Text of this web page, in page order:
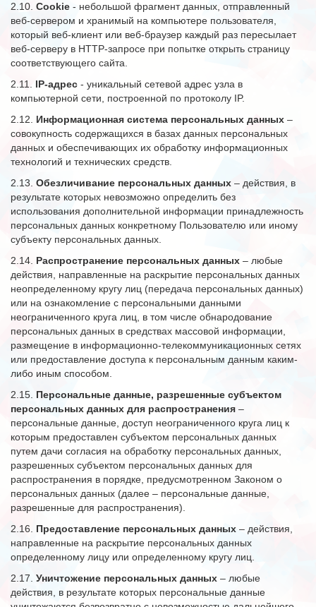
2.10. Cookie - небольшой фрагмент данных, отправленный
веб-сервером и хранимый на компьютере пользователя,
который веб-клиент или веб-браузер каждый раз пересылает
веб-серверу в HTTP-запросе при попытке открыть страницу
соответствующего сайта.
2.11. IP-адрес - уникальный сетевой адрес узла в
компьютерной сети, построенной по протоколу IP.
2.12. Информационная система персональных данных –
совокупность содержащихся в базах данных персональных
данных и обеспечивающих их обработку информационных
технологий и технических средств.
2.13. Обезличивание персональных данных – действия, в
результате которых невозможно определить без
использования дополнительной информации принадлежность
персональных данных конкретному Пользователю или иному
субъекту персональных данных.
2.14. Распространение персональных данных – любые
действия, направленные на раскрытие персональных данных
неопределенному кругу лиц (передача персональных данных)
или на ознакомление с персональными данными
неограниченного круга лиц, в том числе обнародование
персональных данных в средствах массовой информации,
размещение в информационно-телекоммуникационных сетях
или предоставление доступа к персональным данным каким-
либо иным способом.
2.15. Персональные данные, разрешенные субъектом
персональных данных для распространения –
персональные данные, доступ неограниченного круга лиц к
которым предоставлен субъектом персональных данных
путем дачи согласия на обработку персональных данных,
разрешенных субъектом персональных данных для
распространения в порядке, предусмотренном Законом о
персональных данных (далее – персональные данные,
разрешенные для распространения).
2.16. Предоставление персональных данных – действия,
направленные на раскрытие персональных данных
определенному лицу или определенному кругу лиц.
2.17. Уничтожение персональных данных – любые
действия, в результате которых персональные данные